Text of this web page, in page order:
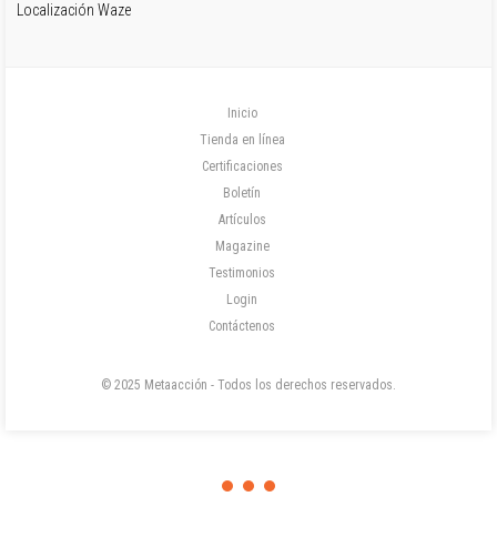
Localización Waze
Inicio
Tienda en línea
Certificaciones
Boletín
Artículos
Magazine
Testimonios
Login
Contáctenos
© 2025 Metaacción - Todos los derechos reservados.